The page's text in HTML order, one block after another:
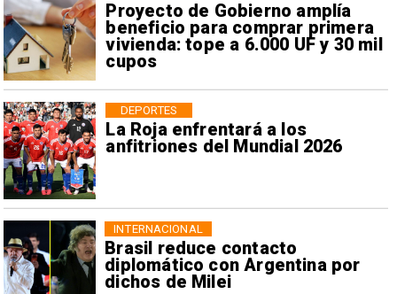
Proyecto de Gobierno amplía
beneficio para comprar primera
vivienda: tope a 6.000 UF y 30 mil
cupos
La Roja enfrentará a los
anfitriones del Mundial 2026
DEPORTES
Brasil reduce contacto
diplomático con Argentina por
dichos de Milei
INTERNACIONAL